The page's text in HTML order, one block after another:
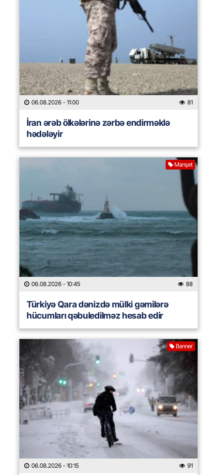
06.08.2026 - 11:00 81
İran ərəb ölkələrinə zərbə endirməklə
hədələyir
Manşet
06.08.2026 - 10:45 88
Türkiyə Qara dənizdə mülki gəmilərə
hücumları qəbuledilməz hesab edir
Banner
06.08.2026 - 10:15 91